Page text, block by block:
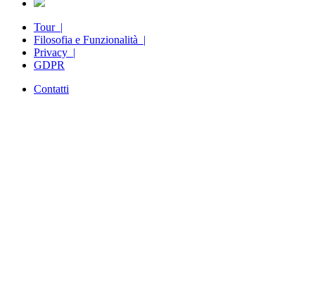
Tour |
Filosofia e Funzionalità |
Privacy |
GDPR
Contatti